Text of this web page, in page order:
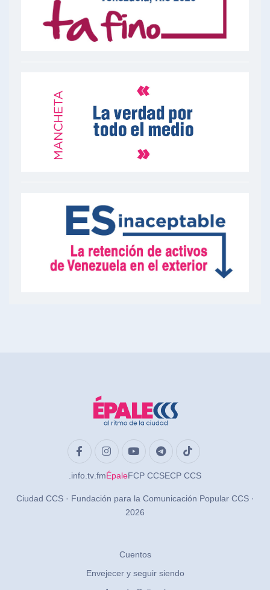
.info .tv .fmÉpaleFCP CCSECP CCS
Ciudad CCS · Fundación para la Comunicación Popular CCS ·
2026
Cuentos
Envejecer y seguir siendo